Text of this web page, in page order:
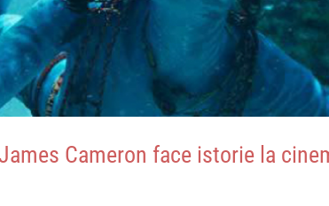
Cameron face istorie la